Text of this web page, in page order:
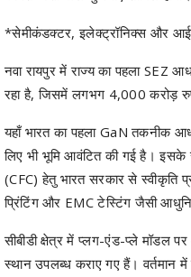
रहा है, जिसमें लगभग 4,000 करोड़
यहाँ भारत का पहला GaN तकनीक
लिए भी भूमि आवंटित की गई है। इसके
(CFC) हेतु भारत सरकार से स्वीकृति
प्रिंटिंग और EMC टेस्टिंग जैसी
सीबीडी क्षेत्र में प्लग-एंड-प्ले मॉडल
स्थान उपलब्ध कराए गए हैं। वर्तमान
अतिरिक्त रोजगार सृजन की संभावना
*सतत विकास और हरित पहल